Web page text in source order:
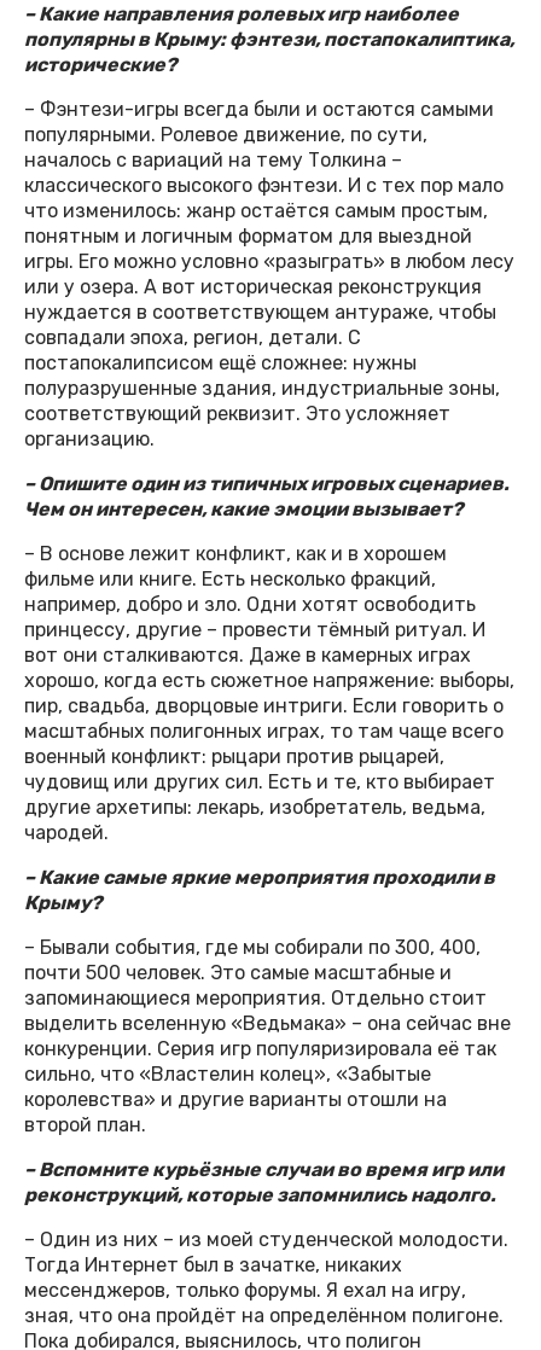
– Какие направления ролевых игр наиболее
популярны в Крыму: фэнтези, постапокалиптика,
исторические?
– Фэнтези-игры всегда были и остаются самыми
популярными. Ролевое движение, по сути,
началось с вариаций на тему Толкина –
классического высокого фэнтези. И с тех пор мало
что изменилось: жанр остаётся самым простым,
понятным и логичным форматом для выездной
игры. Его можно условно «разыграть» в любом лесу
или у озера. А вот историческая реконструкция
нуждается в соответствующем антураже, чтобы
совпадали эпоха, регион, детали. С
постапокалипсисом ещё сложнее: нужны
полуразрушенные здания, индустриальные зоны,
соответствующий реквизит. Это усложняет
организацию.
– Опишите один из типичных игровых сценариев.
Чем он интересен, какие эмоции вызывает?
– В основе лежит конфликт, как и в хорошем
фильме или книге. Есть несколько фракций,
например, добро и зло. Одни хотят освободить
принцессу, другие – провести тёмный ритуал. И
вот они сталкиваются. Даже в камерных играх
хорошо, когда есть сюжетное напряжение: выборы,
пир, свадьба, дворцовые интриги. Если говорить о
масштабных полигонных играх, то там чаще всего
военный конфликт: рыцари против рыцарей,
чудовищ или других сил. Есть и те, кто выбирает
другие архетипы: лекарь, изобретатель, ведьма,
чародей.
– Какие самые яркие мероприятия проходили в
Крыму?
– Бывали события, где мы собирали по 300, 400,
почти 500 человек. Это самые масштабные и
запоминающиеся мероприятия. Отдельно стоит
выделить вселенную «Ведьмака» – она сейчас вне
конкуренции. Серия игр популяризировала её так
сильно, что «Властелин колец», «Забытые
королевства» и другие варианты отошли на
второй план.
– Вспомните курьёзные случаи во время игр или
реконструкций, которые запомнились надолго.
– Один из них – из моей студенческой молодости.
Тогда Интернет был в зачатке, никаких
мессенджеров, только форумы. Я ехал на игру,
зная, что она пройдёт на определённом полигоне.
Пока добирался, выяснилось, что полигон